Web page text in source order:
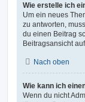
Wie erstelle ich
Um ein neues
zu antworten,
du einen Beitrag
Beitragsansicht
Nach oben
Wie kann ich
Wenn du nicht